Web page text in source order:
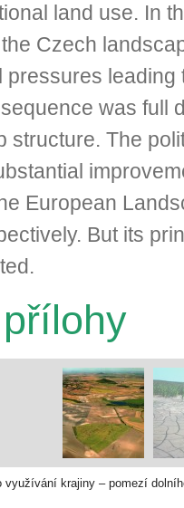
land use. In
Czech
pressures leading
was full
structure. The
European
But its
krajiny – pomezí